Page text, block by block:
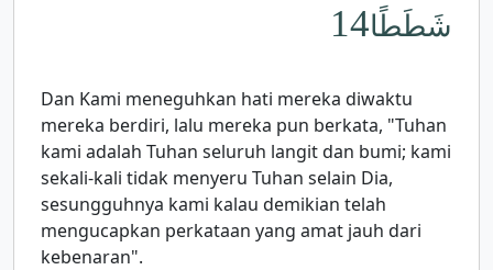
شَطَطًا14
Dan Kami meneguhkan hati mereka diwaktu
mereka berdiri, lalu mereka pun berkata, "Tuhan
kami adalah Tuhan seluruh langit dan bumi; kami
sekali-kali tidak menyeru Tuhan selain Dia,
sesungguhnya kami kalau demikian telah
mengucapkan perkataan yang amat jauh dari
kebenaran".